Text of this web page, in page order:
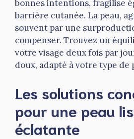
bonnes intentions, fragilise
barrière cutanée. La peau,
souvent par une
compenser. Trouvez un
votre visage deux fois par
doux, adapté à votre type de
Les solutions
pour une peau
éclatante